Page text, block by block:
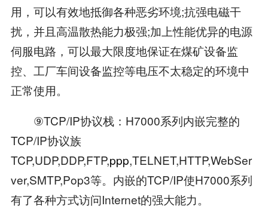
用，可以有效地抵御各种恶劣环境;抗强电磁干
扰，并且高温散热能力极强;加上性能优异的电源
伺服电路，可以最大限度地保证在煤矿设备监
控、工厂车间设备监控等电压不太稳定的环境中
正常使用。
⑨TCP/IP协议栈：H7000系列内嵌完整的
TCP/IP协议族
TCP,UDP,DDP,FTP,ppp,TELNET,HTTP,WebSer
ver,SMTP,Pop3等。内嵌的TCP/IP使H7000系列
有了各种方式访问Internet的强大能力。